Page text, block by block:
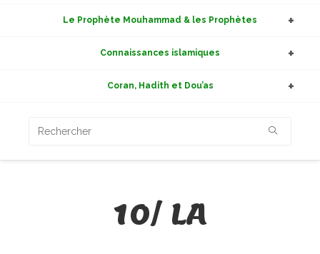
Le Prophète Mouhammad & les Prophètes
Connaissances islamiques
Coran, Hadith et Dou’as
10/ LA